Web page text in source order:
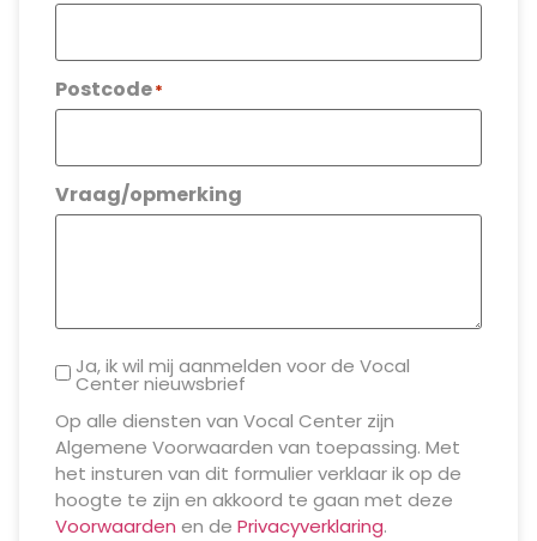
Postcode*
Vraag/opmerking
Ja, ik wil mij aanmelden voor de Vocal
Center nieuwsbrief
Op alle diensten van Vocal Center zijn
Algemene Voorwaarden van toepassing. Met
het insturen van dit formulier verklaar ik op de
hoogte te zijn en akkoord te gaan met deze
Voorwaarden en de Privacyverklaring.